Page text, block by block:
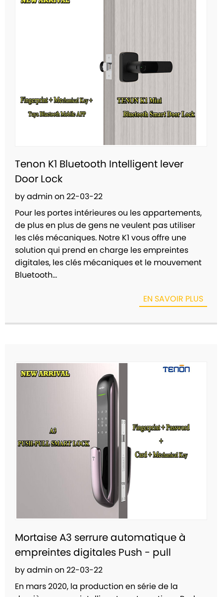
Tenon K1 Bluetooth Intelligent lever
Door Lock
by admin on 22-03-22
Pour les portes intérieures ou les appartements,
de plus en plus de gens ne veulent pas utiliser
les clés mécaniques. Notre K1 vous offre une
solution qui prend en charge les empreintes
digitales, les clés mécaniques et le mouvement
Bluetooth...
EN SAVOIR PLUS
Mortaise A3 serrure automatique à
empreintes digitales Push - pull
by admin on 22-03-22
En mars 2020, la production en série de la